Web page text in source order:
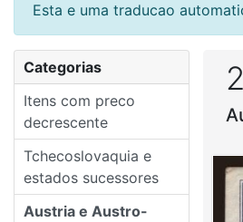
Esta e uma traducao
Categorias
Itens com preco
decrescente
Tchecoslovaquia e
estados sucessores
Austria e Austro-